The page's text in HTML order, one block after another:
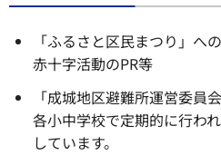
「ふるさと区民まつり」へ
赤十字活動のPR等
「成城地区避難所運営委員
各小中学校で定期的に行わ
しています。